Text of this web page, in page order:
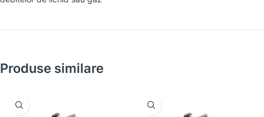
Produse similare